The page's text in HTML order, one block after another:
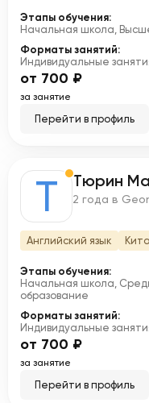
Этапы обучения:
Начальная школа,
Форматы занятий:
Индивидуальные
от 700 ₽
за занятие
Перейти в профиль
Т Тюрин
2 года в
Английский язык
Этапы обучения:
Начальная школа,
образование
Форматы занятий:
Индивидуальные
от 700 ₽
за занятие
Перейти в профиль